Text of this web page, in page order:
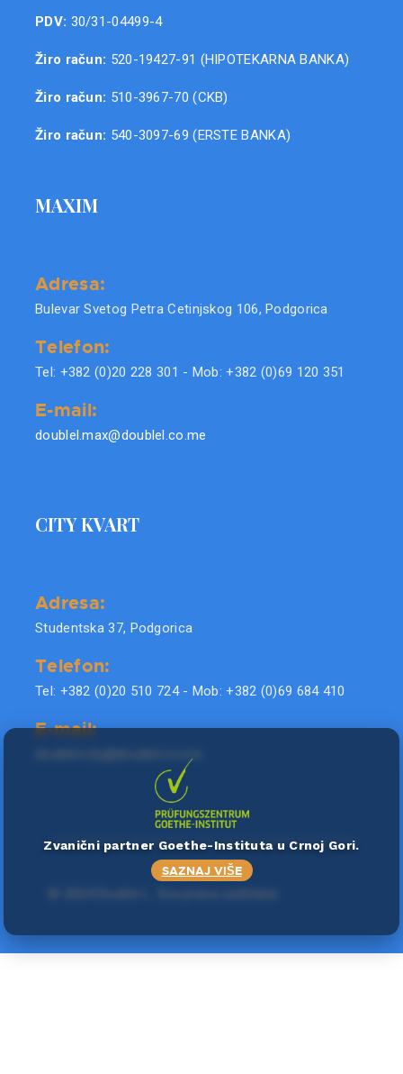
PDV: 30/31-04499-4
Žiro račun: 520-19427-91 (HIPOTEKARNA BANKA)
Žiro račun: 510-3967-70 (CKB)
Žiro račun: 540-3097-69 (ERSTE BANKA)
MAXIM
Adresa:
Bulevar Svetog Petra Cetinjskog 106, Podgorica
Telefon:
Tel: +382 (0)20 228 301 - Mob: +382 (0)69 120 351
E-mail:
doublel.max@doublel.co.me
CITY KVART
Adresa:
Studentska 37, Podgorica
Telefon:
Tel: +382 (0)20 510 724 - Mob: +382 (0)69 684 410
E-mail:
Zvanični partner Goethe-Instituta u Crnoj Gori.
SAZNAJ VIŠE